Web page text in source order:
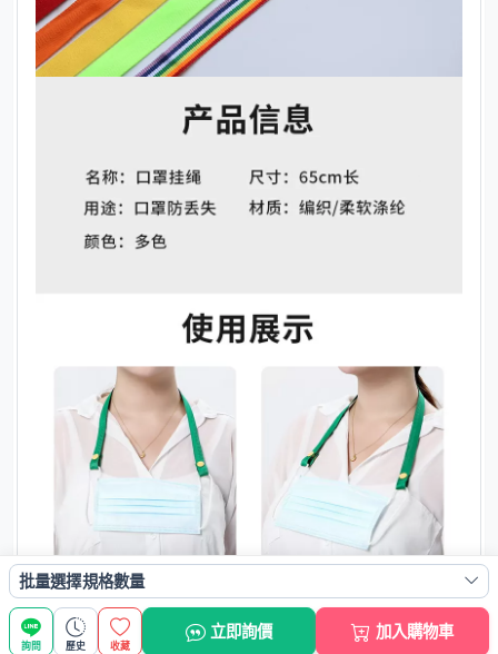
批量選擇規格數量
詢問 歷史 收藏
立即詢價 加入購物車